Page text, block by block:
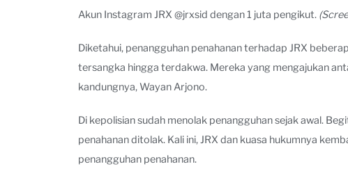
Akun Instagram JRX @jrxsid dengan 1 juta pengikut.
Diketahui, penangguhan penahanan terhadap JRX
tersangka hingga terdakwa. Mereka yang mengajukan
kandungnya, Wayan Arjono.
Di kepolisian sudah menolak penangguhan sejak awal.
penahanan ditolak. Kali ini, JRX dan kuasa hukumnya
penangguhan penahanan.